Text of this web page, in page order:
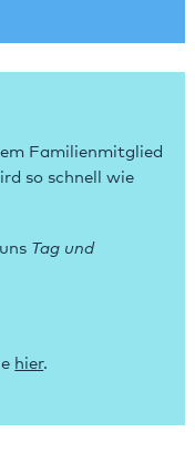
Familienmitglied
so schnell wie
Tag und
hier.